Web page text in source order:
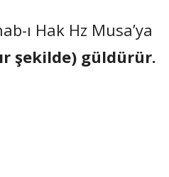
ı Hak Hz Musa’ya
şekilde) güldürür.